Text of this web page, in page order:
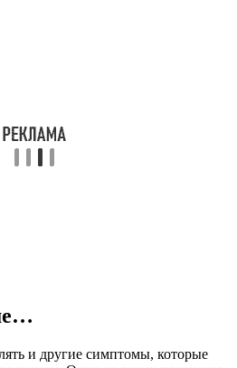
и другие симптомы, которые